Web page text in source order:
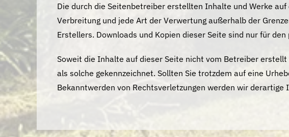
Die durch die Seitenbetreiber erstellten Inhalte und Werke
Verbreitung und jede Art der Verwertung außerhalb der
Erstellers. Downloads und Kopien dieser Seite sind nur für
Soweit die Inhalte auf dieser Seite nicht vom Betreiber
als solche gekennzeichnet. Sollten Sie trotzdem auf eine
Bekanntwerden von Rechtsverletzungen werden wir derartige